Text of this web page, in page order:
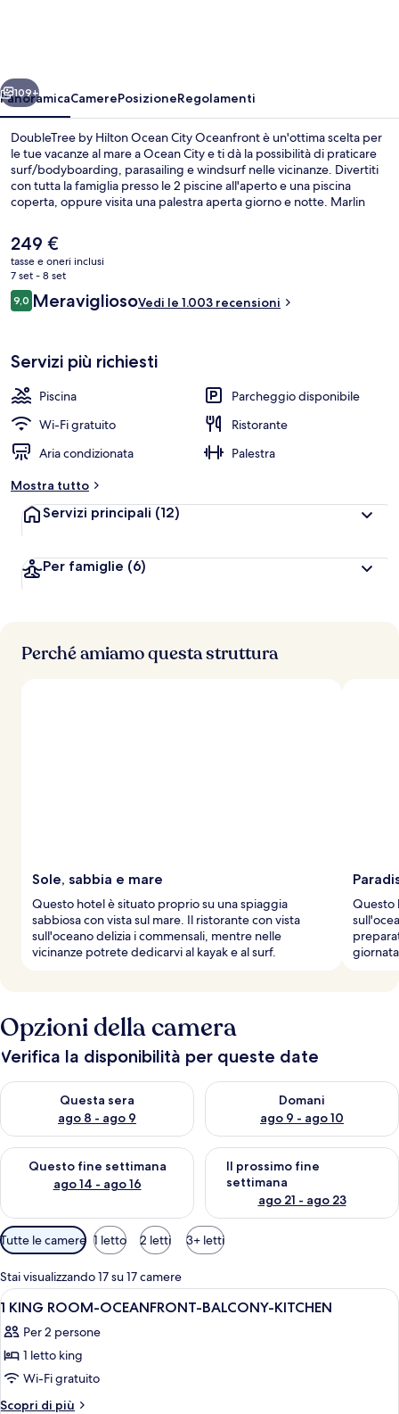
Oceanfront
Avanti
109+
PanoramicaCamerePosizioneRegolamenti
DoubleTree by Hilton Ocean City Oceanfront è un'ottima scelta per
le tue vacanze al mare a Ocean City e ti dà la possibilità di praticare
surf/bodyboarding, parasailing e windsurf nelle vicinanze. Divertiti
con tutta la famiglia presso le 2 piscine all'aperto e una piscina
coperta, oppure visita una palestra aperta giorno e notte. Marlin
serve la colazione, il pranzo e la cena. La struttura vanta 2
bar/lounge, un bar a bordo piscina e dotazioni in camera come
frigoriferi e microonde. Il personale gentile e la possibilità di
spostarsi a piedi sono caratteristiche apprezzate dalle recensioni
degli ospiti.
Il
prezzo
attuale
è
249 €
249 €
tasse e oneri inclusi
7 set - 8 set
Recensioni
9,09,0 su 10
MeravigliosoVedi le 1.003 recensioni
Servizi più richiesti
Piscina
Parcheggio disponibile
Wi-Fi gratuito
Ristorante
Aria condizionata
Palestra
Mostra tutto
Servizi principali (12)
Per famiglie (6)
Perché amiamo questa struttura
Sole, sabbia e mare
Questo hotel è situato proprio su una spiaggia
sabbiosa con vista sul mare. Il ristorante con vista
sull'oceano delizia i commensali, mentre nelle
vicinanze potrete dedicarvi al kayak e al surf.
Questo
Opzioni della camera
Verifica la disponibilità per queste date
Questa sera
ago 8 - ago 9
Verifica la disponibilità per questa sera, ago 8 - ago 9
Domani
ago 9 - ago 10
Verifica la disponibilità per
Questo fine settimana
ago 14 - ago 16
Verifica la disponibilità per questo fine settimana, ago 14 -
Il prossimo fine
settimana
ago 21 - ago 23
Verifica la disponibilità per il
Filtri
disponibili
per
le
camere
Tutte le camere 1 letto 2 letti 3+ letti
Stai visualizzando 17 su 17 camere
Apri
tutte
le
foto
per
1
Una camera d'albergo con un letto,
19
1 KING ROOM-OCEANFRONT-BALCONY-KITCHEN
Per 2 persone
1 letto king
Wi-Fi gratuito
Scopri di più
Altri